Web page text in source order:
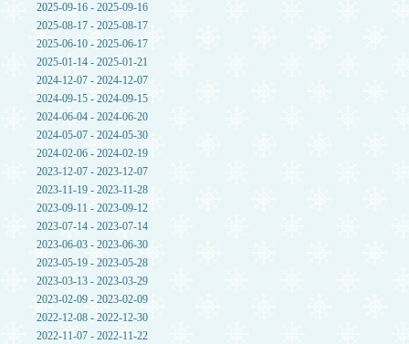
2025-09-16 - 2025-09-16
2025-08-17 - 2025-08-17
2025-06-10 - 2025-06-17
2025-01-14 - 2025-01-21
2024-12-07 - 2024-12-07
2024-09-15 - 2024-09-15
2024-06-04 - 2024-06-20
2024-05-07 - 2024-05-30
2024-02-06 - 2024-02-19
2023-12-07 - 2023-12-07
2023-11-19 - 2023-11-28
2023-09-11 - 2023-09-12
2023-07-14 - 2023-07-14
2023-06-03 - 2023-06-30
2023-05-19 - 2023-05-28
2023-03-13 - 2023-03-29
2023-02-09 - 2023-02-09
2022-12-08 - 2022-12-30
2022-11-07 - 2022-11-22